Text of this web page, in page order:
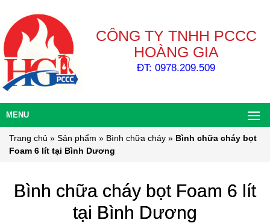
CÔNG TY TNHH PCCC
HOÀNG GIA
ĐT: 0978.209.509
MENU
Trang chủ » Sản phẩm » Bình chữa cháy » Bình chữa cháy bọt
Foam 6 lít tại Bình Dương
Bình chữa cháy bọt Foam 6 lít
tại Bình Dương